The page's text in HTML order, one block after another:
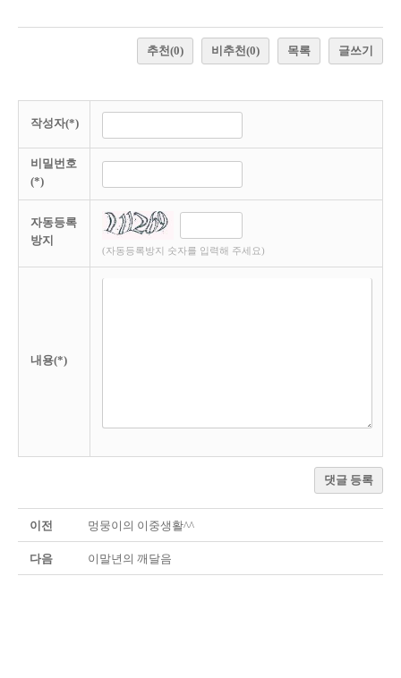
추천(0) 비추천(0) 목록 글쓰기
작성자(*)
비밀번호
(*)
자동등록
방지
(자동등록방지 숫자를 입력해 주세요)
내용(*)
댓글 등록
이전 멍뭉이의 이중생활^^
다음 이말년의 깨달음